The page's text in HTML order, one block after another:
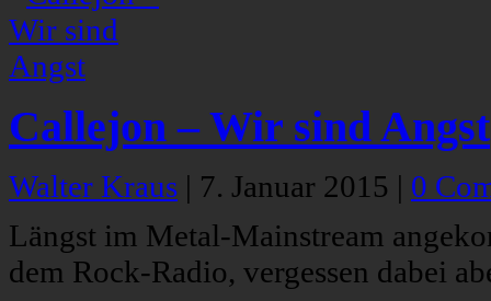
Callejon – Wir sind Angst
Walter Kraus | 7. Januar 2015 | 0
Längst im Metal-Mainstream
dem Rock-Radio, vergessen dabei